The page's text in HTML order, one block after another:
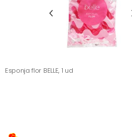
Esponja flor BELLE, 1 ud